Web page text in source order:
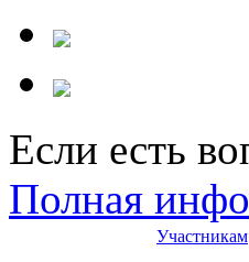
Если есть
Полная
Участникам